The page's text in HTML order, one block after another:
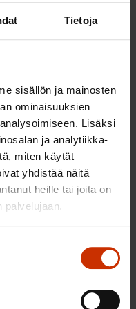
Tietoja
sisällön ja mainosten
ominaisuuksien
Lisäksi
ja analytiikka-
miten käytät
yhdistää näitä
heille tai joita on
palvelujaan.
niiden
tapahtuu niiden
mutta
jonka toiminnan
tai sillä on
kanssa.
usein niin, että ne